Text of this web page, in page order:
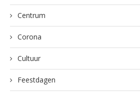
Centrum
Corona
Cultuur
Feestdagen